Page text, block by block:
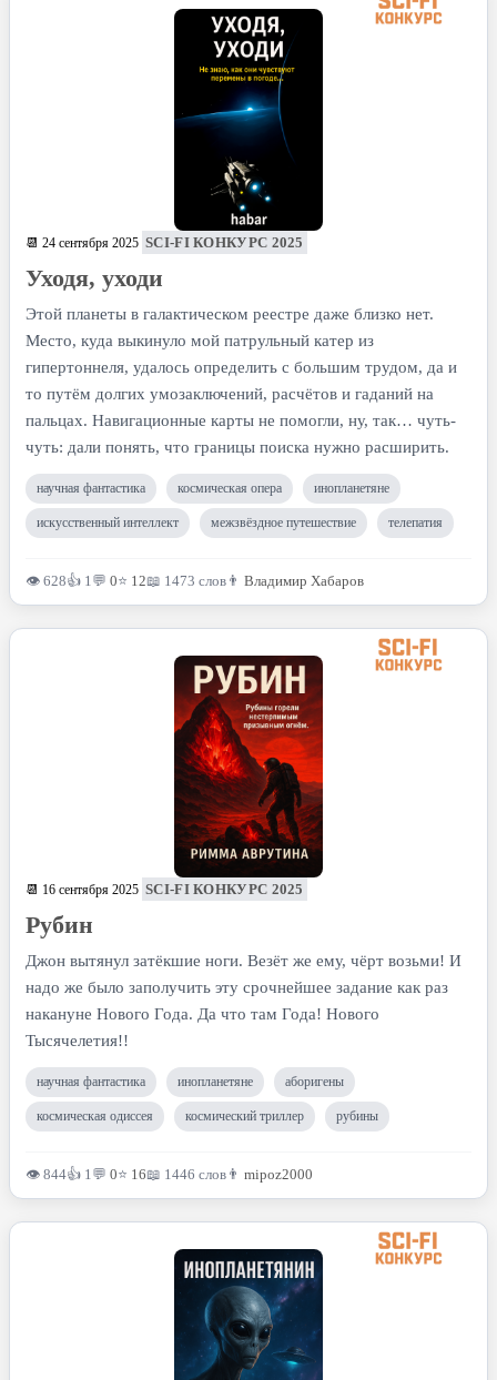
📆 24 сентября 2025 SCI-FI КОНКУРС 2025
Уходя, уходи
Этой планеты в галактическом реестре даже близко нет.
Место, куда выкинуло мой патрульный катер из
гипертоннеля, удалось определить с большим трудом, да и
то путём долгих умозаключений, расчётов и гаданий на
пальцах. Навигационные карты не помогли, ну, так… чуть-
чуть: дали понять, что границы поиска нужно расширить.
научная фантастика космическая опера инопланетяне
искусственный интеллект межзвёздное путешествие телепатия
👁 628👍 1💬 0⭐ 12📖 1473 слов 👨 Владимир Хабаров
📆 16 сентября 2025 SCI-FI КОНКУРС 2025
Рубин
Джон вытянул затёкшие ноги. Везёт же ему, чёрт возьми! И
надо же было заполучить эту срочнейшее задание как раз
накануне Нового Года. Да что там Года! Нового
Тысячелетия!!
научная фантастика инопланетяне аборигены
космическая одиссея космический триллер рубины
👁 844👍 1💬 0⭐ 16📖 1446 слов 👨 mipoz2000